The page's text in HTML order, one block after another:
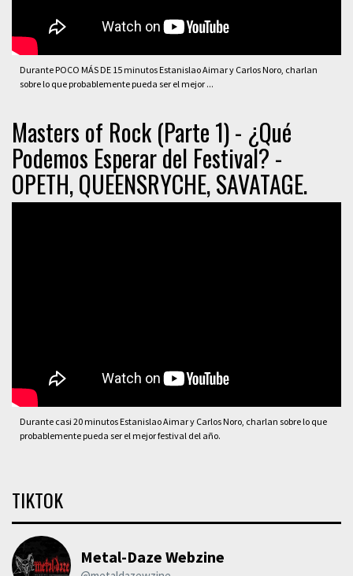
Durante POCO MÁS DE 15 minutos Estanislao Aimar y Carlos Noro, charlan
sobre lo que probablemente pueda ser el mejor ...
Masters of Rock (Parte 1) - ¿Qué
Podemos Esperar del Festival? -
OPETH, QUEENSRYCHE, SAVATAGE.
Durante casi 20 minutos Estanislao Aimar y Carlos Noro, charlan sobre lo que
probablemente pueda ser el mejor festival del año.
TIKTOK
Metal-Daze Webzine